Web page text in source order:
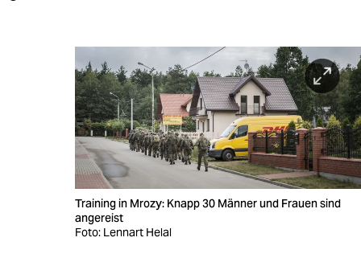
Training in Mrozy: Knapp 30 Männer und Frauen sind
angereist
Foto: Lennart Helal